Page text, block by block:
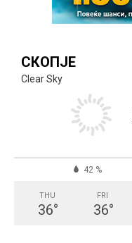
СКОПЈЕ
Clear Sky
42 %
THU
36°
FRI
36°